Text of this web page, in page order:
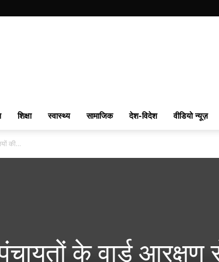
शिक्षा स्वास्थ्य सामाजिक देश-विदेश वीडियो न्यूज़
की...
के वार्ड आरक्षण